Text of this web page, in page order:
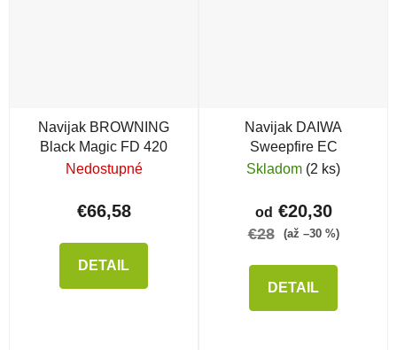
Navijak BROWNING
Black Magic FD 420
Nedostupné
€66,58
DETAIL
Navijak DAIWA
Sweepfire EC
Skladom (2 ks)
od €20,30
€28 (až –30 %)
DETAIL